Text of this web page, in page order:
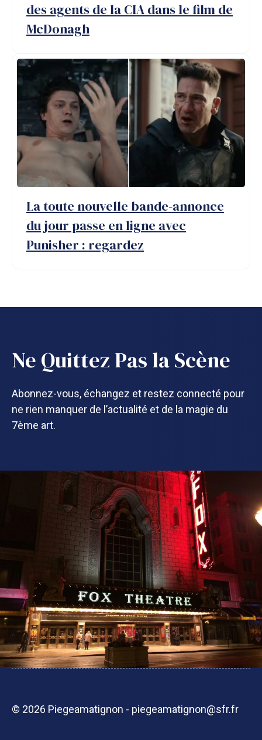
des agents de la CIA dans le film de
McDonagh
La toute nouvelle bande-annonce
du jour passe en ligne avec
Punisher : regardez
Ne Quittez Pas la Scène
Abonnez-vous, échangez et restez connecté pour
ne rien manquer de l’actualité et de la magie du
7ème art.
© 2026 Piegeamatignon - piegeamatignon@sfr.fr